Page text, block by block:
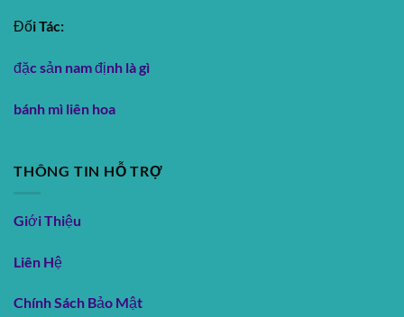
Đối Tác:
đặc sản nam định là gì
bánh mì liên hoa
THÔNG TIN HỖ TRỢ
Giới Thiệu
Liên Hệ
Chính Sách Bảo Mật